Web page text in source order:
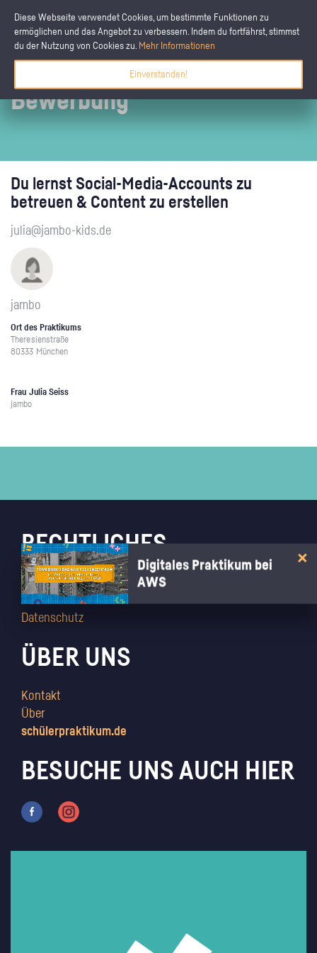
Diese Webseite verwendet Cookies, um bestimmte Funktionen zu
ermöglichen und das Angebot zu verbessern. Indem du fortfährst, stimmst
du der Nutzung von Cookies zu. Mehr Informationen
Einverstanden!
Bewerbung
Du lernst Social-Media-Accounts zu
betreuen & Content zu erstellen
julia@jambo-kids.de
jambo
Ort des Praktikums
Theresienstraße
80333 München
Frau Julia Seiss
jambo
Digitales Praktikum bei
AWS
RECHTLICHES
Impressum
AGB
Datenschutz
ÜBER UNS
Kontakt
Über
schülerpraktikum.de
BESUCHE UNS AUCH HIER